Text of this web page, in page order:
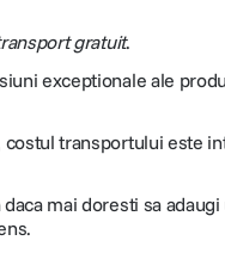
gratuit.
exceptionale ale
transportului este
mai doresti sa